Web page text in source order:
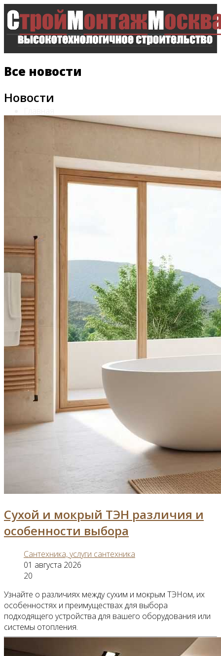
Все новости
Все новости
Новости
Сухой и мокрый ТЭН различия и
особенности выбора
Сантехника, услуги сантехника
01 августа 2026
20
Узнайте о различиях между сухим и мокрым ТЭНом, их
особенностях и преимуществах для выбора
подходящего устройства для вашего оборудования или
системы отопления.